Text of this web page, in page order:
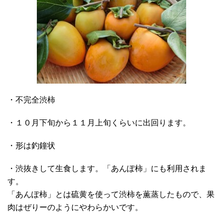
・不完全渋柿
・１０月下旬から１１月上旬くらいに出回ります。
・形は釣鐘状
・渋抜きして生食します。「あんぽ柿」にも利用されま
す。
「あんぽ柿」とは硫黄を使って渋柿を薫蒸したもので、果
肉はぜりーのようにやわらかいです。